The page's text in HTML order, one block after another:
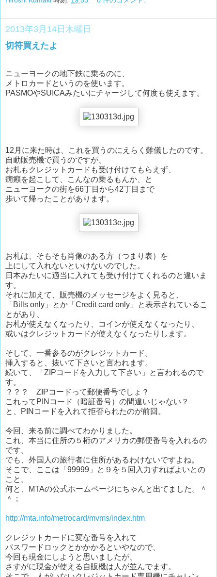
2013年3月14日木曜日
切符買えたよ
ニューヨークの地下鉄に乗るのに、
メトロカードというのを使います。
PASMOやSUICAみたいにチャージして何度も使えます。
12月に来た時は、これを買うのにえらく難儀したのです。
自動販売機で買うのですが、
お札もクレジットカードも受け付けてもらえず、
癇癪を起こして、こんなの乗るもんか、と
ニューヨークの街を66丁目から42丁目まで
歩いて帰ったことがあります。
お札は、そもそも肖像のある方（つまり表）を
上にして入れないといけないのでした。
日本みたいに適当に入れても受け付けてくれるのと違いま
す。
それに加えて、販売機のメッセージをよく見ると、
「Bills only」とか「Credit card only」と表示されているこ
とがあり、
お札が使えなくなったり、コインが使えなくなったり、
或いはクレジットカードが使えなくなったりします。
そして、一番参るのがクレジットカード。
挿入すると、抜いて下さいと言われます。
続いて、「ZIPコードを入力して下さい」と言われるので
す。
？？？ ZIPコードって郵便番号でしょ？
これってPINコード（暗証番号）の間違いじゃない？
と、PINコードを入れて拒否られたのが前回。
今回、来る前に調べてわかりました。
これ、本当に住所の５桁のアメリカの郵便番号を入れるの
です。
でも、外国人の旅行者に住所があるわけないですよね。
そこで、ここは「99999」と９を５回入力すればよいとの
こと。
何と、MTAの公式ホームページにちゃんと出てました。＾
＾；
http://mta.info/metrocard/mvms/index.htm
クレジットカードに変な番号を入れて
パスワードロックとかかかるといやなので、
今回も現金にしようと思いましたが、
さすがに現金が使える自販機は人が並んでます。